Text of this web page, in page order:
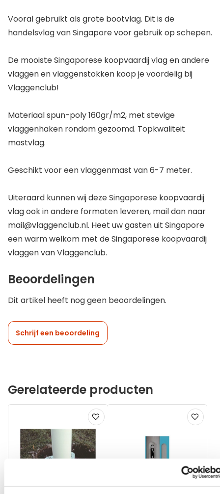
Vooral gebruikt als grote bootvlag. Dit is de
handelsvlag van Singapore voor gebruik op schepen.
De mooiste Singaporese koopvaardij vlag en andere
vlaggen en vlaggenstokken koop je voordelig bij
Vlaggenclub!
Materiaal spun-poly 160gr/m2, met stevige
vlaggenhaken rondom gezoomd. Topkwaliteit
mastvlag.
Geschikt voor een vlaggenmast van 6-7 meter.
Uiteraard kunnen wij deze Singaporese koopvaardij
vlag ook in andere formaten leveren, mail dan naar
mail@vlaggenclub.nl. Heet uw gasten uit Singapore
een warm welkom met de Singaporese koopvaardij
vlaggen van Vlaggenclub.
Beoordelingen
Dit artikel heeft nog geen beoordelingen.
Schrijf een beoordeling
Gerelateerde producten
Voeg
toe
aan
verlanglijst
Voeg
toe